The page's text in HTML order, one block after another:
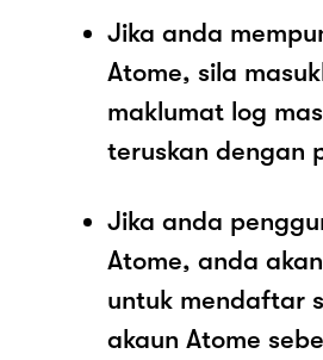
Jika anda
Atome, sila
maklumat log
teruskan dengan
Jika anda
Atome, anda
untuk mendaftar
akaun Atome